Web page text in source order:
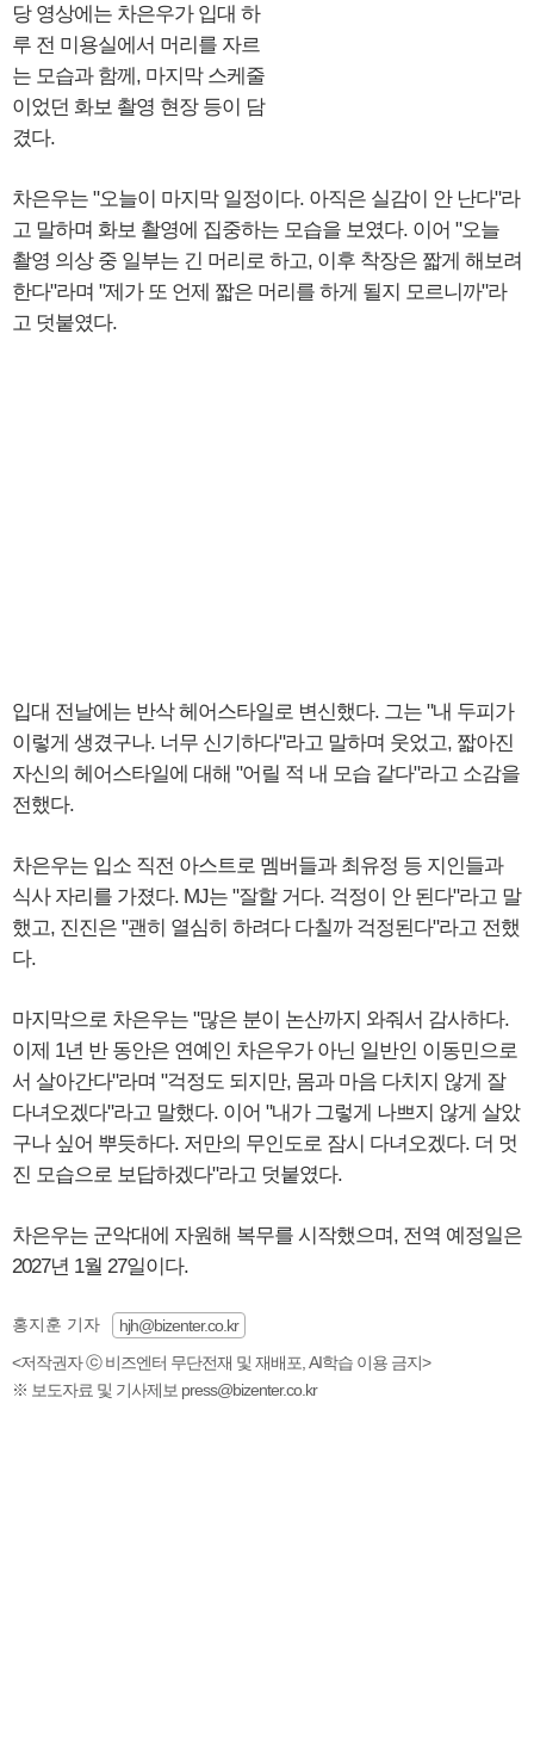
당 영상에는 차은우가 입대 하
루 전 미용실에서 머리를 자르
는 모습과 함께, 마지막 스케줄
이었던 화보 촬영 현장 등이 담
겼다.
차은우는 "오늘이 마지막 일정이다. 아직은 실감이 안 난다"라
고 말하며 화보 촬영에 집중하는 모습을 보였다. 이어 "오늘
촬영 의상 중 일부는 긴 머리로 하고, 이후 착장은 짧게 해보려
한다"라며 "제가 또 언제 짧은 머리를 하게 될지 모르니까"라
고 덧붙였다.
입대 전날에는 반삭 헤어스타일로 변신했다. 그는 "내 두피가
이렇게 생겼구나. 너무 신기하다"라고 말하며 웃었고, 짧아진
자신의 헤어스타일에 대해 "어릴 적 내 모습 같다"라고 소감을
전했다.
차은우는 입소 직전 아스트로 멤버들과 최유정 등 지인들과
식사 자리를 가졌다. MJ는 "잘할 거다. 걱정이 안 된다"라고 말
했고, 진진은 "괜히 열심히 하려다 다칠까 걱정된다"라고 전했
다.
마지막으로 차은우는 "많은 분이 논산까지 와줘서 감사하다.
이제 1년 반 동안은 연예인 차은우가 아닌 일반인 이동민으로
서 살아간다"라며 "걱정도 되지만, 몸과 마음 다치지 않게 잘
다녀오겠다"라고 말했다. 이어 "내가 그렇게 나쁘지 않게 살았
구나 싶어 뿌듯하다. 저만의 무인도로 잠시 다녀오겠다. 더 멋
진 모습으로 보답하겠다"라고 덧붙였다.
차은우는 군악대에 자원해 복무를 시작했으며, 전역 예정일은
2027년 1월 27일이다.
홍지훈 기자
hjh@bizenter.co.kr
<저작권자 ⓒ 비즈엔터 무단전재 및 재배포, AI학습 이용 금지>
※ 보도자료 및 기사제보 press@bizenter.co.kr